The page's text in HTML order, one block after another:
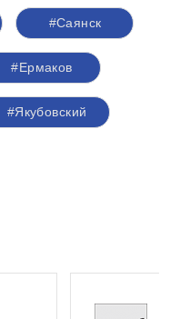
#Саянск
#Ермаков
#Якубовский